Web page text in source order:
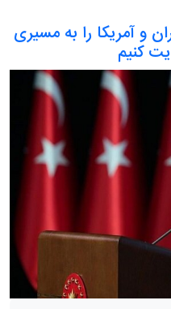
و آمریکا را به مسیری
کنیم